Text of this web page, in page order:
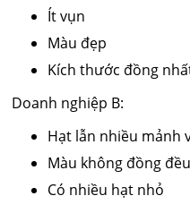
Ít vụn
Màu đẹp
Kích thước đồng
Doanh nghiệp B:
Hạt lẫn nhiều mảnh
Màu không đồng đều
Có nhiều hạt nhỏ